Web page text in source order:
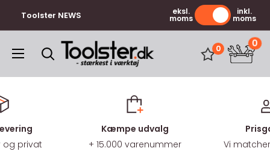
Toolster NEWS eksl.
moms
inkl.
moms
Toolster.dk 0 0
og privat
Kæmpe udvalg
+ 15.000 varenummer
Vi matcher